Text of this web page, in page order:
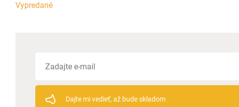
Vypredané
Dajte mi vedieť, až bude skladom